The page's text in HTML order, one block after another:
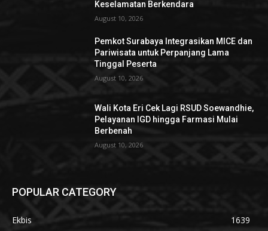
Keselamatan Berkendara
August 10, 2026
Pemkot Surabaya Integrasikan MICE dan
Pariwisata untuk Perpanjang Lama
Tinggal Peserta
August 10, 2026
Wali Kota Eri Cek Lagi RSUD Soewandhie,
Pelayanan IGD hingga Farmasi Mulai
Berbenah
August 10, 2026
POPULAR CATEGORY
Ekbis
1639